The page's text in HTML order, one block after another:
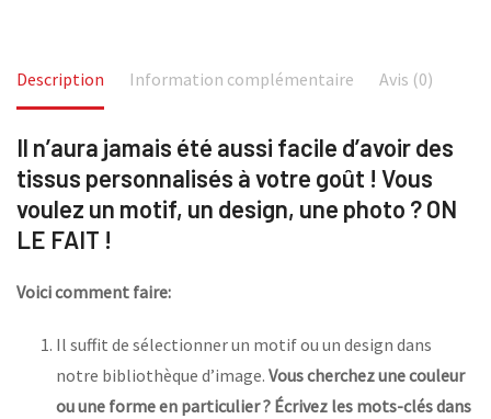
Description Information complémentaire Avis (0)
Il n’aura jamais été aussi facile d’avoir des
tissus personnalisés à votre goût ! Vous
voulez un motif, un design, une photo ? ON
LE FAIT !
Voici comment faire:
Il suffit de sélectionner un motif ou un design dans
notre bibliothèque d’image. Vous cherchez une couleur
ou une forme en particulier ? Écrivez les mots-clés dans